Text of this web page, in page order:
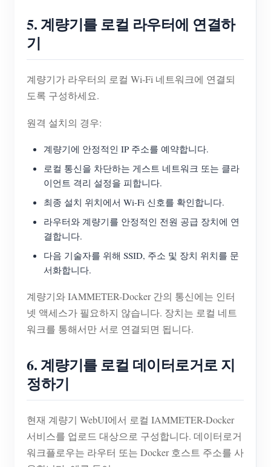
5. 계량기를 로컬 라우터에 연결하
기
계량기가 라우터의 로컬 Wi-Fi 네트워크에 연결되
도록 구성하세요.
원격 설치의 경우:
계량기에 안정적인 IP 주소를 예약합니다.
로컬 통신을 차단하는 게스트 네트워크 또는 클라
이언트 격리 설정을 피합니다.
최종 설치 위치에서 Wi-Fi 신호를 확인합니다.
라우터와 계량기를 안정적인 전원 공급 장치에 연
결합니다.
다음 기술자를 위해 SSID, 주소 및 장치 위치를 문
서화합니다.
계량기와 IAMMETER-Docker 간의 통신에는 인터
넷 액세스가 필요하지 않습니다. 장치는 로컬 네트
워크를 통해서만 서로 연결되면 됩니다.
6. 계량기를 로컬 데이터로거로 지
정하기
현재 계량기 WebUI에서 로컬 IAMMETER-Docker
서비스를 업로드 대상으로 구성합니다. 데이터로거
워크플로우는 라우터 또는 Docker 호스트 주소를 사